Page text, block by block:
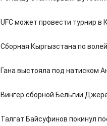
UFC может провести турнир в
Сборная Кыргызстана по
Гана выстояла под натиском
Вингер сборной Бельгии
Талгат Байсуфинов покинул